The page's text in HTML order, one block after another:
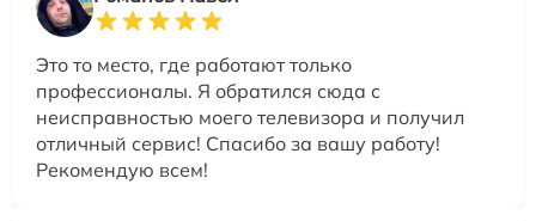
Это то место, где работают только
профессионалы. Я обратился сюда с
неисправностью моего телевизора и получил
отличный сервис! Спасибо за вашу работу!
Рекомендую всем!